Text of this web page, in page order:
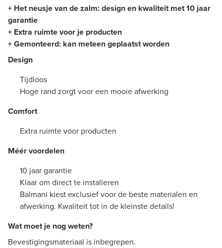
+ Het neusje van de zalm: design en kwaliteit met 10 jaar
garantie
+ Extra ruimte voor je producten
+Gemonteerd: kan meteen geplaatst worden
Design
Tijdloos
Hoge rand zorgt voor een mooie afwerking
Comfort
Extra ruimte voor producten
Méér voordelen
10 jaar garantie
Klaar om direct te installeren
Balmani kiest exclusief voor de beste materialen en
afwerking. Kwaliteit tot in de kleinste details!
Wat moet je nog weten?
Bevestigingsmateriaal is inbegrepen.